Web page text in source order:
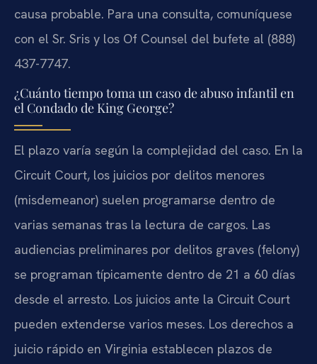
causa probable. Para una consulta, comuníquese
con el Sr. Sris y los Of Counsel del bufete al (888)
437-7747.
¿Cuánto tiempo toma un caso de abuso infantil en
el Condado de King George?
El plazo varía según la complejidad del caso. En la
Circuit Court, los juicios por delitos menores
(misdemeanor) suelen programarse dentro de
varias semanas tras la lectura de cargos. Las
audiencias preliminares por delitos graves (felony)
se programan típicamente dentro de 21 a 60 días
desde el arresto. Los juicios ante la Circuit Court
pueden extenderse varios meses. Los derechos a
juicio rápido en Virginia establecen plazos de